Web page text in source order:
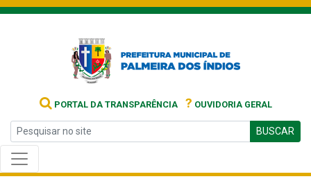
PORTAL DA TRANSPARÊNCIA ? OUVIDORIA GERAL
BUSCAR